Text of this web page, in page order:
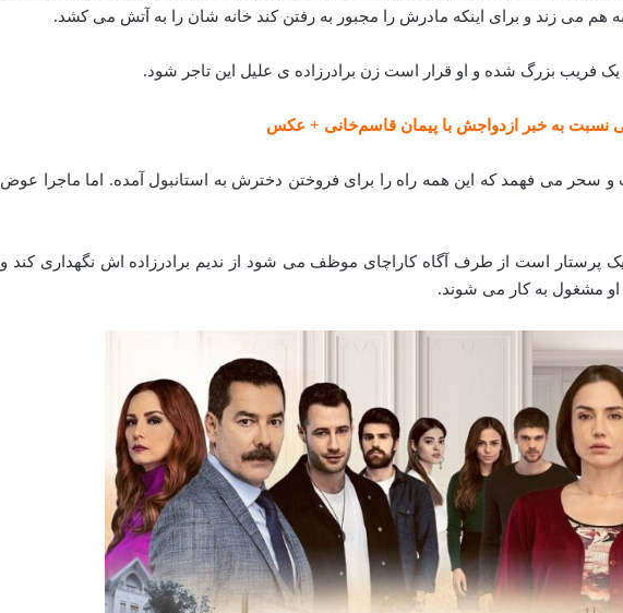
هم می زند و برای اینکه مادرش را مجبور به رفتن کند خانه شان را به آتش می کشد.
فریب بزرگ شده و او قرار است زن برادرزاده ی علیل این تاجر شود.
نسبت به خبر ازدواجش با پیمان قاسم‌خانی + عکس
و سحر می فهمد که این همه راه را برای فروختن دخترش به استانبول آمده. اما ماجرا عوض
پرستار است از طرف آگاه کاراچای موظف می شود از ندیم برادرزاده اش نگهداری کند و
او مشغول به کار می شوند.